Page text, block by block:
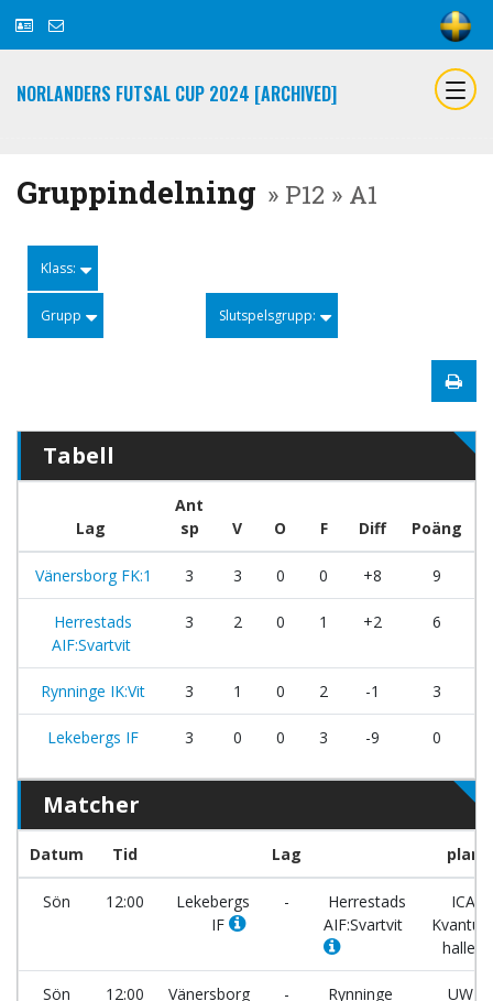
NORLANDERS FUTSAL CUP 2024 [ARCHIVED]
Gruppindelning » P12 » A1
Klass:
Grupp Slutspelsgrupp:
Tabell
Lag
Ant
sp
V O F Diff Poäng
Vänersborg FK:1 3 3 0 0 +8 9
Herrestads
AIF:Svartvit
3 2 0 1 +2 6
Rynninge IK:Vit 3 1 0 2 -1 3
Lekebergs IF 3 0 0 3 -9 0
Matcher
Datum Tid Lag plan
Sön 12:00
Lekebergs
IF
-
Herrestads
AIF:Svartvit
ICA
hallen
Sön 12:00
Vänersborg
-
Rynninge
UW-